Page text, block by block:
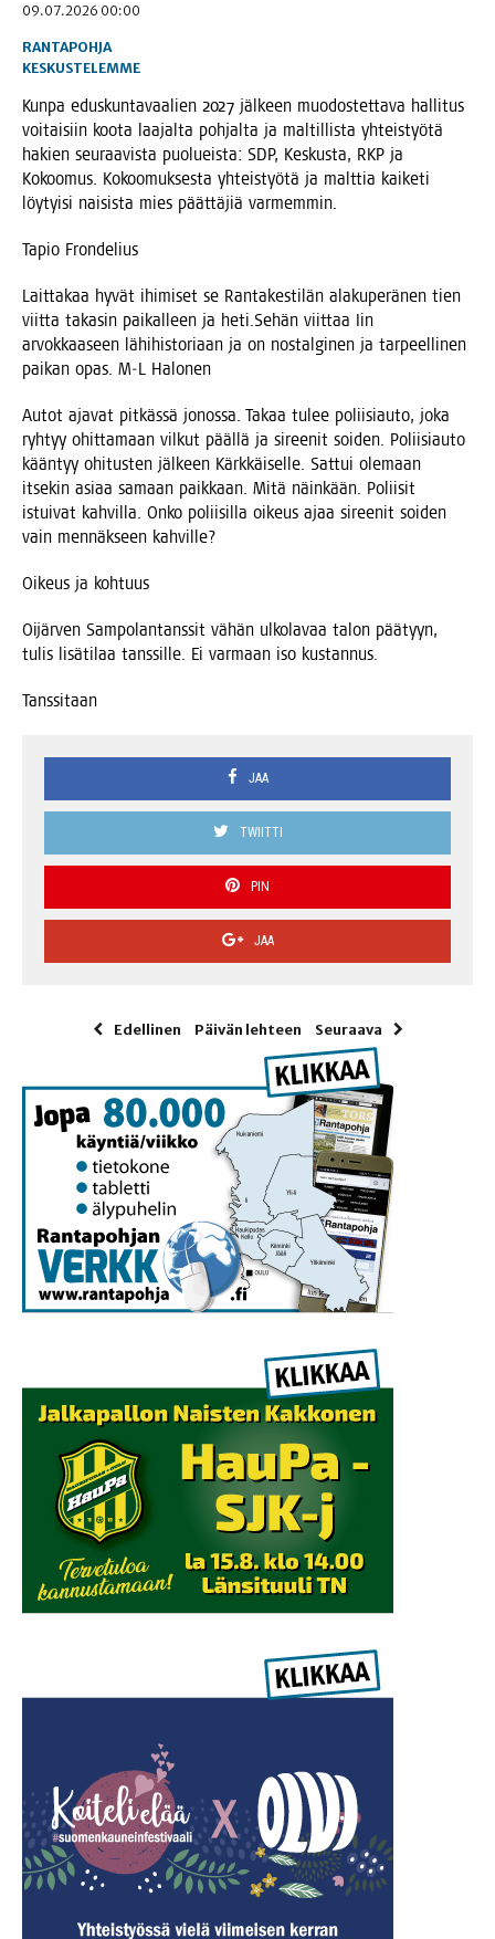
09.07.2026 00:00
RANTAPOHJA
KESKUSTELEMME
Kun­pa edus­kun­ta­vaa­lien 2027 jäl­keen muo­dos­tet­ta­va hal­li­tus
voi­tai­siin koo­ta laa­jal­ta poh­jal­ta ja mal­til­lis­ta yhteis­työ­tä
hakien seu­raa­vis­ta puo­lueis­ta: SDP, Kes­kus­ta, RKP ja
Kokoo­mus. Kokoo­muk­ses­ta yhteis­työ­tä ja malt­tia kai­ke­ti
löy­tyi­si nai­sis­ta mies päät­tä­jiä varmemmin.
Tapio Fron­de­lius
Lait­ta­kaa hyvät ihi­mi­set se Ran­ta­kes­ti­län ala­ku­pe­rä­nen tien
viit­ta taka­sin pai­kal­leen ja heti.Sehän viit­taa Iin
arvok­kaa­seen lähi­his­to­ri­aan ja on nos­tal­gi­nen ja tar­peel­li­nen
pai­kan opas. M‑L Halonen
Autot aja­vat pit­käs­sä jonos­sa. Takaa tulee polii­si­au­to, joka
ryh­tyy ohit­ta­maan vil­kut pääl­lä ja siree­nit soi­den. Polii­si­au­to
kään­tyy ohi­tus­ten jäl­keen Kärk­käi­sel­le. Sat­tui ole­maan
itse­kin asi­aa samaan paik­kaan. Mitä näin­kään. Polii­sit
istui­vat kah­vil­la. Onko polii­sil­la oikeus ajaa siree­nit soi­den
vain men­näk­seen kahville?
Oikeus ja kohtuus
Oijär­ven Sam­po­lan­tans­sit vähän ulko­la­vaa talon pää­tyyn,
tulis lisä­ti­laa tans­sil­le. Ei var­maan iso kustannus.
Tans­si­taan
JAA
TWIITTI
PIN
JAA
Edellinen Päivän lehteen Seuraava